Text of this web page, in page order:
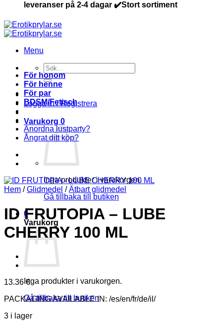
leveranser på 2-4 dagar ✔️Stort sortiment
Menu
Sök
efter:
Logga in / Registrera
Varukorg 0
Inga produkter i varukorgen.
Gå tillbaka till butiken
0
Varukorg
Inga produkter i varukorgen.
Gå tillbaka till butiken
För honom
För henne
För par
BDSM/Fetisch
Anordna lustparty?
Ångrat ditt köp?
Hem / Glidmedel / Ätbart glidmedel
ID FRUTOPIA – LUBE
CHERRY 100 ML
13.36€
PACKAGING AVAILABLE IN: /es/en/fr/de/il/
3 i lager